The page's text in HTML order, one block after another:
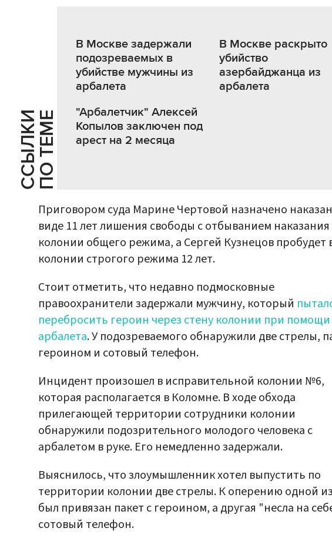
С
С
Ы
Л
К
И
П
О
Т
Е
МЕ
В Москве задержали
подозреваемых в
убийстве мужчины из
арбалета
В Москве раскрыто
убийство
азербайджанца из
арбалета
"Арбалетчик" Алексей
Копылов заключен под
арест на 2 месяца
Приговором суда Марине Чертовой назначено
виде 11 лет лишения свободы с отбыванием наказания
колонии общего режима, а Сергей Кузнецов пробудет
колонии строгого режима 12 лет.
Стоит отметить, что недавно подмосковные
правоохранители задержали мужчину, который
перебросить героин через стену колонии при помощи
арбалета. У подозреваемого обнаружили две стрелы,
героином и сотовый телефон.
Инцидент произошел в исправительной колонии №6,
которая располагается в Коломне. В ходе обхода
прилегающей территории сотрудники колонии
обнаружили подозрительного молодого человека с
арбалетом в руке. Его немедленно задержали.
Выяснилось, что злоумышленник хотел выпустить по
территории колонии две стрелы. К оперению одной
был привязан пакет с героином, а другая "несла на
сотовый телефон.